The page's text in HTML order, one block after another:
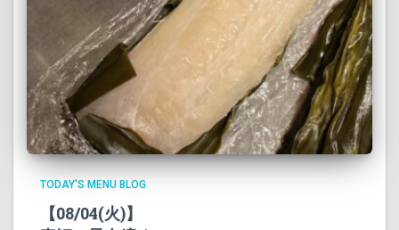
TODAY'S MENU BLOG
【08/04(火)】